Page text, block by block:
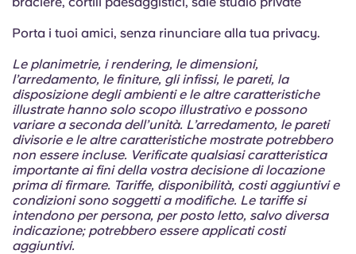
Porta i tuoi amici, senza rinunciare alla tua privacy.
Le planimetrie, i rendering, le dimensioni,
l’arredamento, le finiture, gli infissi, le pareti, la
disposizione degli ambienti e le altre caratteristiche
illustrate hanno solo scopo illustrativo e possono
variare a seconda dell’unità. L’arredamento, le pareti
divisorie e le altre caratteristiche mostrate potrebbero
non essere incluse. Verificate qualsiasi caratteristica
importante ai fini della vostra decisione di locazione
prima di firmare. Tariffe, disponibilità, costi aggiuntivi e
condizioni sono soggetti a modifiche. Le tariffe si
intendono per persona, per posto letto, salvo diversa
indicazione; potrebbero essere applicati costi
aggiuntivi.